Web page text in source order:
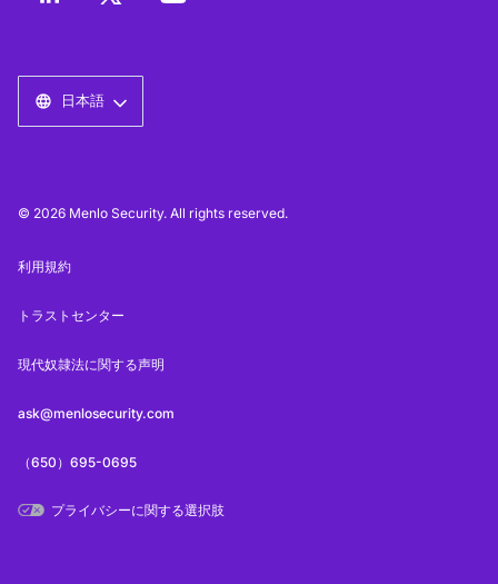
日本語
© 2026 Menlo Security. All rights reserved.
利用規約
トラストセンター
現代奴隷法に関する声明
ask@menlosecurity.com
（650）695-0695
プライバシーに関する選択肢